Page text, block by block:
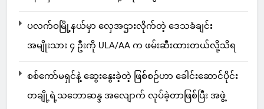
ပလက်ဝမြို့နယ်မှာ လှေအဌားလိုက်တဲ့ ဒေသခံချင်း
အမျိုးသား ၄ ဦးကို ULA/AA က ဖမ်းဆီးထားတယ်လို့သိရ
စစ်ကော်မရှင်နဲ့ ဆွေးနွေးခဲ့တဲ့ ဖြစ်စဉ်ဟာ ခေါင်းဆောင်ပိုင်း
တချို့ရဲ့သဘောဆန္ဒ အလျောက် လုပ်ခဲ့တာဖြစ်ပြီး အဖွဲ့